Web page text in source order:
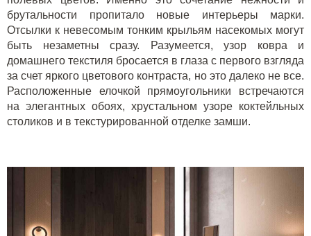
брутальности пропитало новые интерьеры марки.
Отсылки к невесомым тонким крыльям насекомых могут
быть незаметны сразу. Разумеется, узор ковра и
домашнего текстиля бросается в глаза с первого взгляда
за счет яркого цветового контраста, но это далеко не все.
Расположенные елочкой прямоугольники встречаются
на элегантных обоях, хрустальном узоре коктейльных
столиков и в текстурированной отделке замши.